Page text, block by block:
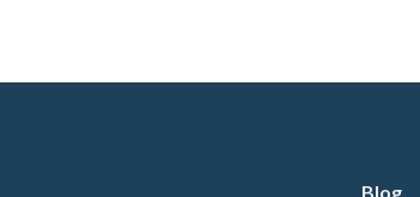
Blog